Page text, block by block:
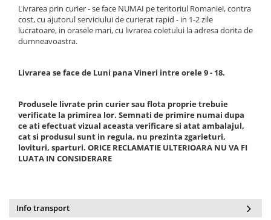
Radiatoare/Calorifere din otel
Korado
Radiatoare/Calorifere Copa
Radiatoare/Calorifere din otel
Radiator otel AIRFEL
Radiatoare/Calorifere din otel
KERMI COMPACT
Radiatoare/Calorifere Brise
Radiatoare de Baie din otel - Drept
- Profil Rotund
Livrarea prin curier - se face NUMAI pe teritoriul Romaniei, contra
cost, cu ajutorul serviciului de curierat rapid - in 1-2 zile
lucratoare, in orasele mari, cu livrarea coletului la adresa dorita de
dumneavoastra.
Livrarea se face de Luni pana Vineri intre orele 9 - 18.
Produsele livrate prin curier sau flota proprie trebuie
verificate la primirea lor. Semnati de primire numai dupa
ce ati efectuat vizual aceasta verificare si atat ambalajul,
cat si produsul sunt in regula, nu prezinta zgarieturi,
lovituri, sparturi. ORICE RECLAMATIE ULTERIOARA NU VA FI
LUATA IN CONSIDERARE
Info transport